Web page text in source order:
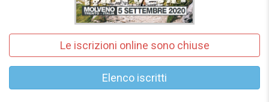
Le iscrizioni online sono chiuse
Elenco iscritti